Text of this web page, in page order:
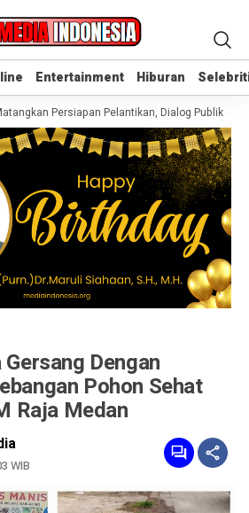
Entertainment Hiburan
Entertainment Hiburan
Persiapan Pelantikan, Dialog Publik dan
Dengan
Pohon Sehat
Raja Medan
WIB